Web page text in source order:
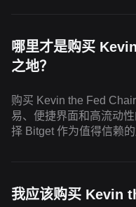
哪里才是购买
之地？
购买 Kevin the Fed
易、便捷界面和高流动
择 Bitget 作为值得信赖
我应该购买 Kevin